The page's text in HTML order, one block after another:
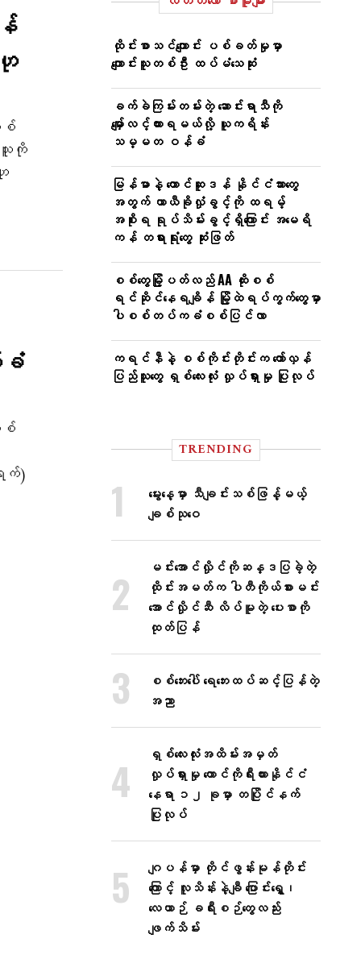
စ်
သူကို
ခံ
စ်
က်)
ထိုင်းစာသင်ကျောင်း ပစ်ခတ်မှုမှာ
ကျောင်းသူတစ်ဦး ထပ်မံသေဆုံး
ခက်ခဲကြမ်းတမ်းတဲ့ ဆောင်းရာသီကို
မျှော်လင့်ထားရမယ်လို့ ယူကရိန်း
သမ္မတ ဝန်ခံ
မြန်မာနဲ့ တောင်ဆူဒန် နိုင်ငံသားတွေ
အတွက် ယာယီခိုလှုံခွင့်ကို ထရမ့်
အစိုးရ ရုပ်သိမ်းခွင့်ရှိကြောင်း အမေရိ
ကန် တရားရုံးတွေ ဆုံးဖြတ်
စစ်တွေမြို့ပတ်လည် AA ထိုးစစ်
ရင်ဆိုင်နေရချိန် မြို့ထဲရပ်ကွက်တွေမှာ
ပါစစ်တပ်ကခံစစ်ပြင်လာ
ကရင်နီနဲ့ စစ်ကိုင်းတိုင်းက တော်လှန်
ပြည်သူတွေ ရှစ်လေးလုံး လှုပ်ရှားမှု ပြုလုပ်
TRENDING
မွေးနေ့မှာ သီချင်းသစ်ဖြန့်မယ့်
ချစ်သုဝေ
မင်းအောင်လှိုင်ကိုဆန္ဒပြခဲ့တဲ့
ထိုင်းအမတ်က ပါတီကိုယ်စားမင်း
အောင်လှိုင်ဆီ လိပ်မူတဲ့ ပေးစာကို
ထုတ်ပြန်
စစ်ဘေးပေါ် ရေဘေးထပ်ဆင့်ပြန်တဲ့
အညာ
ရှစ်လေးလုံးအထိမ်းအမှတ်
လှုပ်ရှားမှု တောင်ကိုရီးယားနိုင်ငံ
နေရာ ၁၂ ခုမှာ တပြိုင်နက်
ပြုလုပ်
ဂျပန်မှာ တိုင်ဖွန်းမုန်တိုင်း
ကြောင့် လူသိန်းနဲ့ချီ ပြောင်းရွှေ့၊
လေယာဉ် ခရီးစဉ်တွေလည်း
ဖျက်သိမ်း